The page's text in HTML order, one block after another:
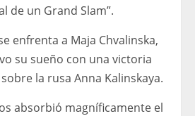
de un Grand Slam”.
enfrenta a Maja Chvalinska,
su sueño con una victoria
la rusa Anna Kalinskaya.
absorbió magníficamente el